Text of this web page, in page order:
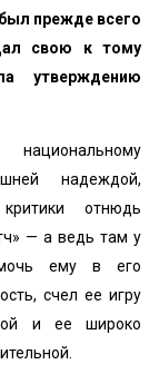
прежде всего
свою к тому
утверждению
надеждой,
отнюдь
— а ведь там у
ему в его
счел ее игру
и ее широко